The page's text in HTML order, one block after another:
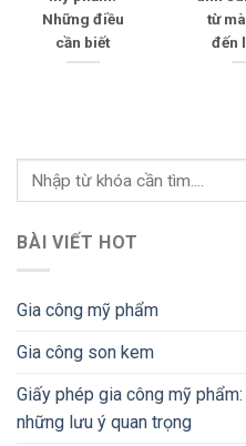
Những điều
cần biết
từ
đến
BÀI VIẾT HOT
Gia công mỹ phẩm
Gia công son kem
Giấy phép gia công mỹ
những lưu ý quan trọng